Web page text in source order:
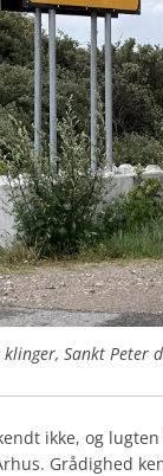
Sankt Peter
ikke, og
Grådighed